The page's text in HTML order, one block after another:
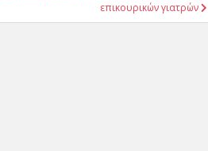
επικουρικών γιατρών